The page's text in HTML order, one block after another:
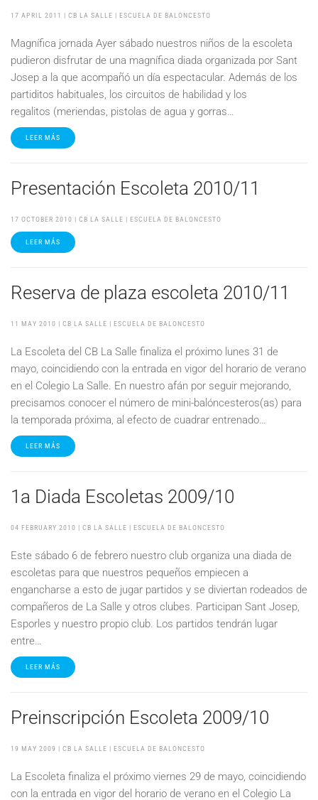
17 APRIL 2011 | CB LA SALLE | ESCUELA DE BALONCESTO
Magnífica jornada Ayer sábado nuestros niños de la escoleta
pudieron disfrutar de una magnífica diada organizada por Sant
Josep a la que acompañó un día espectacular. Además de los
partiditos habituales, los circuitos de habilidad y los
regalitos (meriendas, pistolas de agua y gorras…
LEER MÁS
Presentación Escoleta 2010/11
17 OCTOBER 2010 | CB LA SALLE | ESCUELA DE BALONCESTO
LEER MÁS
Reserva de plaza escoleta 2010/11
11 MAY 2010 | CB LA SALLE | ESCUELA DE BALONCESTO
La Escoleta del CB La Salle finaliza el próximo lunes 31 de
mayo, coincidiendo con la entrada en vigor del horario de verano
en el Colegio La Salle. En nuestro afán por seguir mejorando,
precisamos conocer el número de mini-balóncesteros(as) para
la temporada próxima, al efecto de cuadrar entrenado…
LEER MÁS
1a Diada Escoletas 2009/10
04 FEBRUARY 2010 | CB LA SALLE | ESCUELA DE BALONCESTO
Este sábado 6 de febrero nuestro club organiza una diada de
escoletas para que nuestros pequeños empiecen a
engancharse a esto de jugar partidos y se diviertan rodeados de
compañeros de La Salle y otros clubes. Participan Sant Josep,
Esporles y nuestro propio club. Los partidos tendrán lugar
entre…
LEER MÁS
Preinscripción Escoleta 2009/10
19 MAY 2009 | CB LA SALLE | ESCUELA DE BALONCESTO
La Escoleta finaliza el próximo viernes 29 de mayo, coincidiendo
con la entrada en vigor del horario de verano en el Colegio La